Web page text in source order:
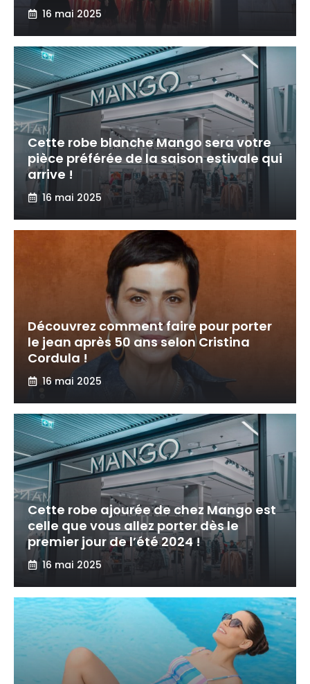
16 mai 2025
Cette robe blanche Mango sera votre
pièce préférée de la saison estivale qui
arrive !
16 mai 2025
Découvrez comment faire pour porter
le jean après 50 ans selon Cristina
Cordula !
16 mai 2025
Cette robe ajourée de chez Mango est
celle que vous allez porter dès le
premier jour de l’été 2024 !
16 mai 2025